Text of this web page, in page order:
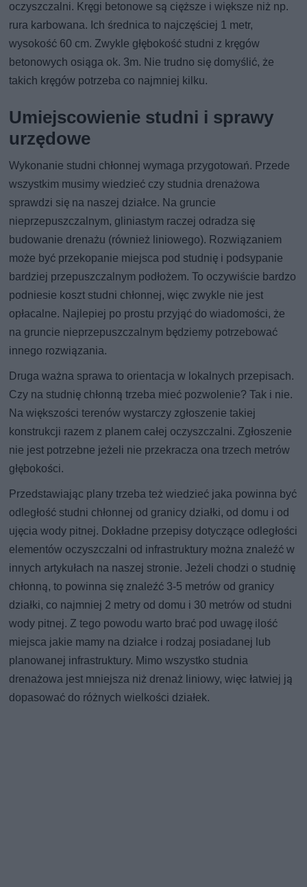
oczyszczalni. Kręgi betonowe są cięższe i większe niż np.
rura karbowana. Ich średnica to najczęściej 1 metr,
wysokość 60 cm. Zwykle głębokość studni z kręgów
betonowych osiąga ok. 3m. Nie trudno się domyślić, że
takich kręgów potrzeba co najmniej kilku.
Umiejscowienie studni i sprawy
urzędowe
Wykonanie studni chłonnej wymaga przygotowań. Przede
wszystkim musimy wiedzieć czy studnia drenażowa
sprawdzi się na naszej działce. Na gruncie
nieprzepuszczalnym, gliniastym raczej odradza się
budowanie drenażu (również liniowego). Rozwiązaniem
może być przekopanie miejsca pod studnię i podsypanie
bardziej przepuszczalnym podłożem. To oczywiście bardzo
podniesie koszt studni chłonnej, więc zwykle nie jest
opłacalne. Najlepiej po prostu przyjąć do wiadomości, że
na gruncie nieprzepuszczalnym będziemy potrzebować
innego rozwiązania.
Druga ważna sprawa to orientacja w lokalnych przepisach.
Czy na studnię chłonną trzeba mieć pozwolenie? Tak i nie.
Na większości terenów wystarczy zgłoszenie takiej
konstrukcji razem z planem całej oczyszczalni. Zgłoszenie
nie jest potrzebne jeżeli nie przekracza ona trzech metrów
głębokości.
Przedstawiając plany trzeba też wiedzieć jaka powinna być
odległość studni chłonnej od granicy działki, od domu i od
ujęcia wody pitnej. Dokładne przepisy dotyczące odległości
elementów oczyszczalni od infrastruktury można znaleźć w
innych artykułach na naszej stronie. Jeżeli chodzi o studnię
chłonną, to powinna się znaleźć 3-5 metrów od granicy
działki, co najmniej 2 metry od domu i 30 metrów od studni
wody pitnej. Z tego powodu warto brać pod uwagę ilość
miejsca jakie mamy na działce i rodzaj posiadanej lub
planowanej infrastruktury. Mimo wszystko studnia
drenażowa jest mniejsza niż drenaż liniowy, więc łatwiej ją
dopasować do różnych wielkości działek.